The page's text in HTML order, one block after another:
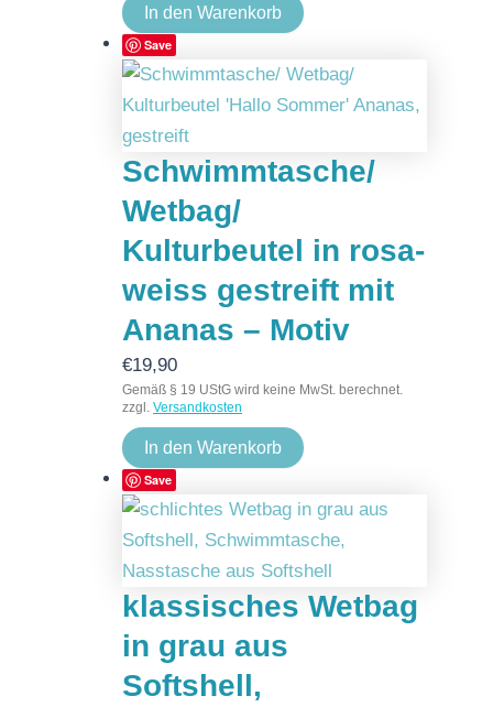
In den Warenkorb
Save
Schwimmtasche/
Wetbag/
Kulturbeutel in rosa-
weiss gestreift mit
Ananas – Motiv
€19,90
Gemäß § 19 UStG wird keine MwSt. berechnet.
zzgl. Versandkosten
In den Warenkorb
Save
klassisches Wetbag
in grau aus
Softshell,